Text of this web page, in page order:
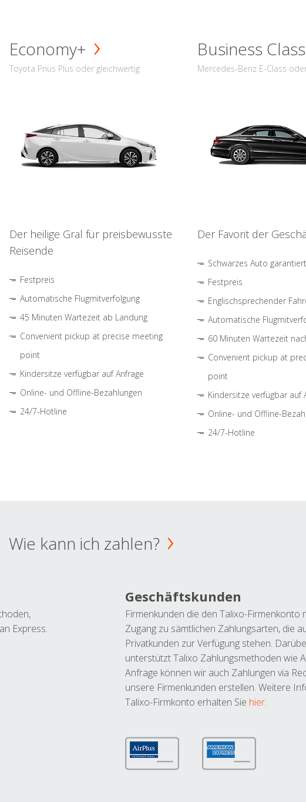
Economy+
Toyota Prius Plus oder gleichwertig
Der heilige Gral für preisbewusste
Reisende
Festpreis
Automatische Flugmitverfolgung
45 Minuten Wartezeit ab Landung
Convenient pickup at precise meeting
point
Kindersitze verfügbar auf Anfrage
Online- und Offline-Bezahlungen
24/7-Hotline
Business Class
Mercedes-Benz E-Class
Der Favorit der
Schwarzes Auto garantiert
Festpreis
Englischsprechender
Automatische
60 Minuten Wartezeit
Convenient pickup at
point
Kindersitze verfügbar auf
Online- und Offline-
24/7-Hotline
Wie kann ich zahlen?
Express.
Geschäftskunden
Firmenkunden die den Talixo-Firmenkonto
Zugang zu sämtlichen Zahlungsarten, die
Privatkunden zur Verfügung stehen.
unterstützt Talixo Zahlungsmethoden wie
Anfrage können wir auch Zahlungen via
unsere Firmenkunden erstellen. Weitere
Talixo-Firmkonto erhalten Sie hier.